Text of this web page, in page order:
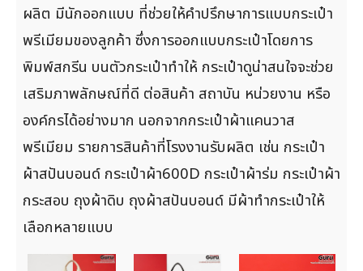
ผลิต มีนักออกแบบ ที่ช่วยให้คำปรึกษาการแบบกระเป๋า
พรีเมียมของลูกค้า ซึ่งการออกแบบกระเป๋าโดยการ
พิมพ์สกรีน บนตัวกระเป๋าทำให้ กระเป๋าดูน่าสนใจจะช่วย
เสริมภาพลักษณ์ที่ดี ต่อสินค้า สถาบัน หน่วยงาน หรือ
องค์กรได้อย่างมาก นอกจากกระเป๋าผ้าแคนวาส
พรีเมียม รายการสินค้าที่โรงงานรับผลิต เช่น กระเป๋า
ผ้าสปันบอนด์ กระเป๋าผ้า600D กระเป๋าผ้าร่ม กระเป๋าผ้า
กระสอบ ถุงผ้าดิบ ถุงผ้าสปันบอนด์ มีผ้าทำกระเป๋าให้
เลือกหลายแบบ